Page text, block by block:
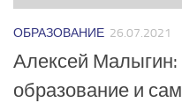
ОБРАЗОВАНИЕ 26.07.2021
Алексей
образование и